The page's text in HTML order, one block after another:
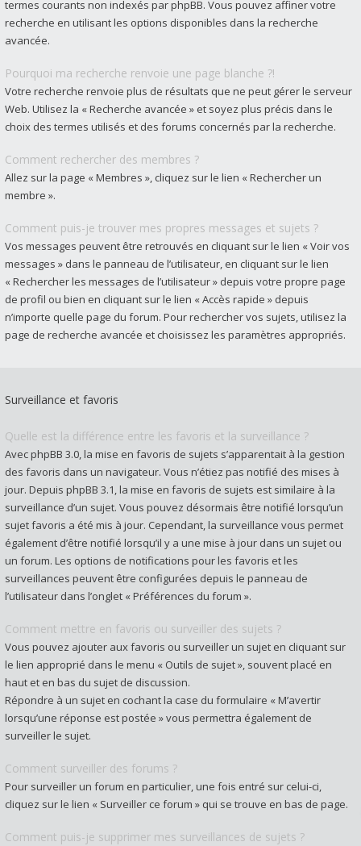
termes courants non indexés par phpBB. Vous pouvez affiner votre
recherche en utilisant les options disponibles dans la recherche
avancée.
Pourquoi ma recherche renvoie une page blanche ?!
Votre recherche renvoie plus de résultats que ne peut gérer le serveur
Web. Utilisez la « Recherche avancée » et soyez plus précis dans le
choix des termes utilisés et des forums concernés par la recherche.
Comment rechercher des membres ?
Allez sur la page « Membres », cliquez sur le lien « Rechercher un
membre ».
Comment puis-je trouver mes propres messages et sujets ?
Vos messages peuvent être retrouvés en cliquant sur le lien « Voir vos
messages » dans le panneau de l’utilisateur, en cliquant sur le lien
« Rechercher les messages de l’utilisateur » depuis votre propre page
de profil ou bien en cliquant sur le lien « Accès rapide » depuis
n’importe quelle page du forum. Pour rechercher vos sujets, utilisez la
page de recherche avancée et choisissez les paramètres appropriés.
Surveillance et favoris
Quelle est la différence entre les favoris et la surveillance ?
Avec phpBB 3.0, la mise en favoris de sujets s’apparentait à la gestion
des favoris dans un navigateur. Vous n’étiez pas notifié des mises à
jour. Depuis phpBB 3.1, la mise en favoris de sujets est similaire à la
surveillance d’un sujet. Vous pouvez désormais être notifié lorsqu’un
sujet favoris a été mis à jour. Cependant, la surveillance vous permet
également d’être notifié lorsqu’il y a une mise à jour dans un sujet ou
un forum. Les options de notifications pour les favoris et les
surveillances peuvent être configurées depuis le panneau de
l’utilisateur dans l’onglet « Préférences du forum ».
Comment mettre en favoris ou surveiller des sujets ?
Vous pouvez ajouter aux favoris ou surveiller un sujet en cliquant sur
le lien approprié dans le menu « Outils de sujet », souvent placé en
haut et en bas du sujet de discussion.
Répondre à un sujet en cochant la case du formulaire « M’avertir
lorsqu’une réponse est postée » vous permettra également de
surveiller le sujet.
Comment surveiller des forums ?
Pour surveiller un forum en particulier, une fois entré sur celui-ci,
cliquez sur le lien « Surveiller ce forum » qui se trouve en bas de page.
Comment puis-je supprimer mes surveillances de sujets ?